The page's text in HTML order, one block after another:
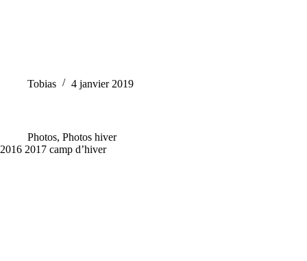
Tobias 4 janvier 2019
Photos, Photos hiver
2016 2017 camp d’hiver